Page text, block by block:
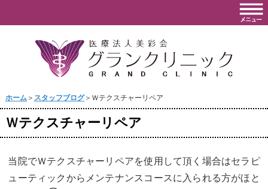
ホーム＞ スタッフブログ＞Ｗテクスチャーリペア
Ｗテクスチャーリペア
当院でＷテクスチャーリペアを使用して頂く場合はセラピ
ューティックからメンテナンスコースに入られる方がほと